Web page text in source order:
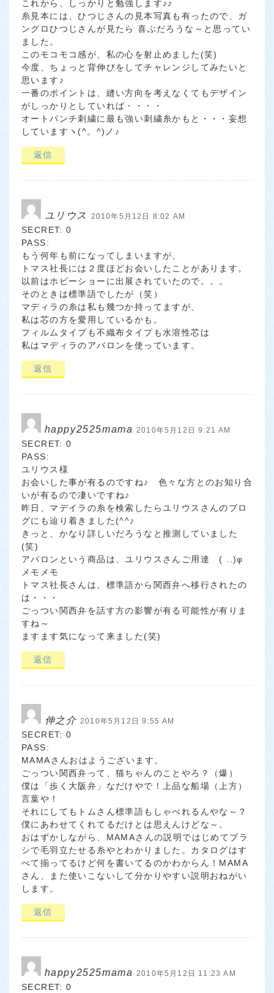
これから、しっかりと勉強します♪♪
糸見本には、ひつじさんの見本写真も有ったので、ガ
ングロひつじさんが見たら 喜ぶだろうな～と思ってい
ました。
このモコモコ感が、私の心を射止めました(笑)
今度、ちょっと背伸びをしてチャレンジしてみたいと
思います♪
一番のポイントは、縫い方向を考えなくてもデザイン
がしっかりとしていれば・・・・
オートパンチ刺繍に最も強い刺繍糸かもと・・・妄想
していますヽ(^。^)ノ♪
返信
ユリウス 2010年5月12日 8:02 AM
SECRET: 0
PASS:
もう何年も前になってしまいますが、
トマス社長には２度ほどお会いしたことがあります。
以前はホビーショーに出展されていたので。。。
そのときは標準語でしたが（笑）
マディラの糸は私も幾つか持ってますが、
私は芯の方を愛用しているかも。
フィルムタイプも不織布タイプも水溶性芯は
私はマディラのアバロンを使っています。
返信
happy2525mama 2010年5月12日 9:21 AM
SECRET: 0
PASS:
ユリウス様
お会いした事が有るのですね♪ 色々な方とのお知り合
いが有るので凄いですね♪
昨日、マデイラの糸を検索したらユリウスさんのブロ
グにも辿り着きました(^^♪
きっと、かなり詳しいだろうなと推測していました
(笑)
アバロンという商品は、ユリウスさんご用達 ( ..)φ
メモメモ
トマス社長さんは、標準語から関西弁へ移行されたの
は・・・
ごっつい関西弁を話す方の影響が有る可能性が有りま
すね～
ますます気になって来ました(笑)
返信
伸之介 2010年5月12日 9:55 AM
SECRET: 0
PASS:
MAMAさんおはようございます。
ごっつい関西弁って、猫ちゃんのことやろ？（爆）
僕は「歩く大阪弁」なだけやで！上品な船場（上方）
言葉や！
それにしてもトムさん標準語もしゃべれるんやな～？
僕にあわせてくれてるだけとは思えんけどな～。
おはずかしながら、MAMAさんの説明ではじめてブラ
シで毛羽立たせる糸やとわかりました。カタログはす
べて揃ってるけど何を書いてるのかわからん！MAMA
さん、また使いこないして分かりやすい説明おねがい
します。
返信
happy2525mama 2010年5月12日 11:23 AM
SECRET: 0